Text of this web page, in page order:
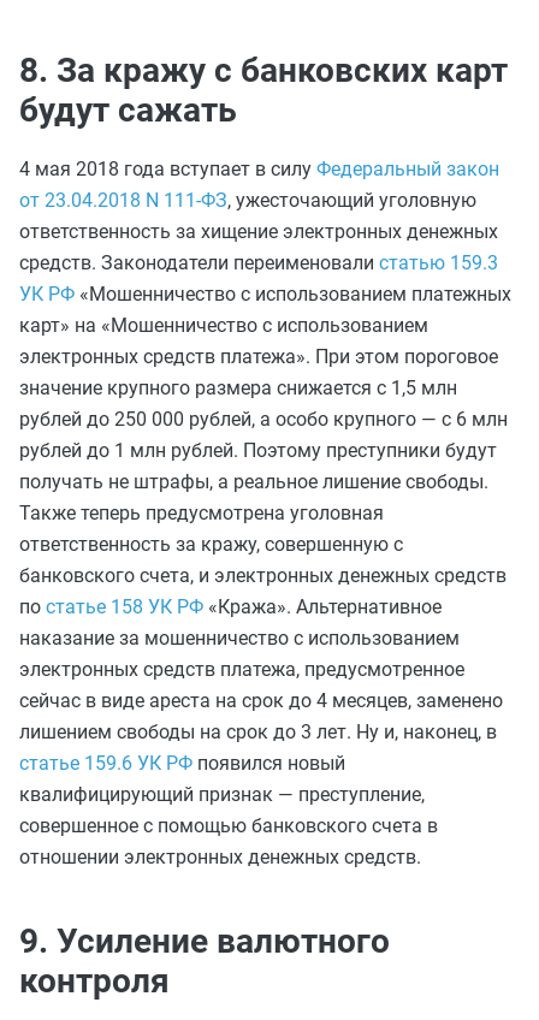
8. За кражу с банковских карт
будут сажать
4 мая 2018 года вступает в силу Федеральный закон
от 23.04.2018 N 111-ФЗ, ужесточающий уголовную
ответственность за хищение электронных денежных
средств. Законодатели переименовали статью 159.3
УК РФ «Мошенничество с использованием платежных
карт» на «Мошенничество с использованием
электронных средств платежа». При этом пороговое
значение крупного размера снижается с 1,5 млн
рублей до 250 000 рублей, а особо крупного — с 6 млн
рублей до 1 млн рублей. Поэтому преступники будут
получать не штрафы, а реальное лишение свободы.
Также теперь предусмотрена уголовная
ответственность за кражу, совершенную с
банковского счета, и электронных денежных средств
по статье 158 УК РФ «Кража». Альтернативное
наказание за мошенничество с использованием
электронных средств платежа, предусмотренное
сейчас в виде ареста на срок до 4 месяцев, заменено
лишением свободы на срок до 3 лет. Ну и, наконец, в
статье 159.6 УК РФ появился новый
квалифицирующий признак — преступление,
совершенное с помощью банковского счета в
отношении электронных денежных средств.
9. Усиление валютного
контроля